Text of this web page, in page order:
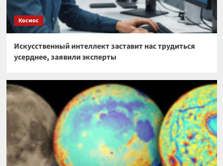
Космос
Искусственный интеллект заставит нас трудиться
усерднее, заявили эксперты